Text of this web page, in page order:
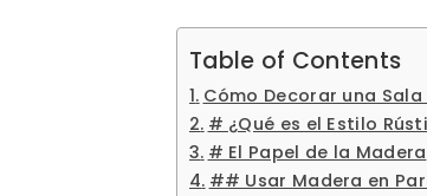
Table of Contents
Cómo Decorar una
# ¿Qué es el Estilo
# El Papel de la Madera
## Usar Madera en